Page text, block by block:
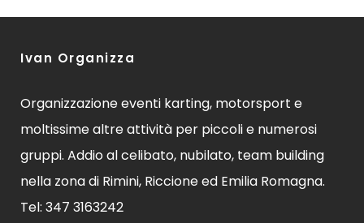
Ivan Organizza
Organizzazione eventi karting, motorsport e
moltissime altre attività per piccoli e numerosi
gruppi. Addio al celibato, nubilato, team building
nella zona di Rimini, Riccione ed Emilia Romagna.
Tel: 347 3163242